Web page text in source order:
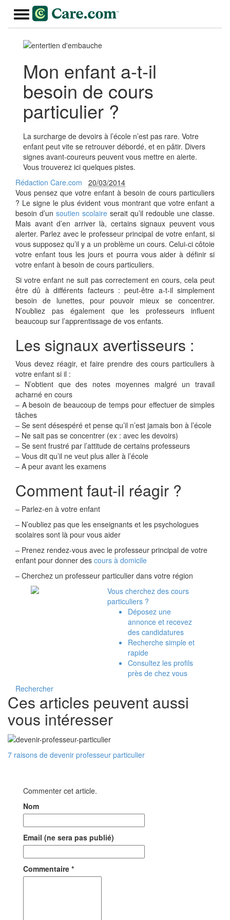
Mon enfant a-t-il
besoin de cours
particulier ?
La surcharge de devoirs à l’école n’est pas rare. Votre
enfant peut vite se retrouver débordé, et en pâtir. Divers
signes avant-coureurs peuvent vous mettre en alerte.
Vous trouverez ici quelques pistes.
Rédaction Care.com
20/03/2014
Vous pensez que votre enfant à besoin de cours particuliers
? Le signe le plus évident vous montrant que votre enfant a
besoin d’un soutien scolaire serait qu’il redouble une classe.
Mais avant d’en arriver là, certains signaux peuvent vous
alerter. Parlez avec le professeur principal de votre enfant, si
vous supposez qu’il y a un problème un cours. Celui-ci côtoie
votre enfant tous les jours et pourra vous aider à définir si
votre enfant à besoin de cours particuliers.
Si votre enfant ne suit pas correctement en cours, cela peut
être dû à différents facteurs : peut-être a-t-il simplement
besoin de lunettes, pour pouvoir mieux se concentrer.
N’oubliez pas également que les professeurs influent
beaucoup sur l’apprentissage de vos enfants.
Les signaux avertisseurs :
Vous devez réagir, et faire prendre des cours particuliers à
votre enfant si il :
– N’obtient que des notes moyennes malgré un travail
acharné en cours
– A besoin de beaucoup de temps pour effectuer de simples
tâches
– Se sent désespéré et pense qu’il n’est jamais bon à l’école
– Ne sait pas se concentrer (ex : avec les devoirs)
– Se sent frustré par l’attitude de certains professeurs
– Vous dit qu’il ne veut plus aller à l’école
– A peur avant les examens
Comment faut-il réagir ?
– Parlez-en à votre enfant
– N’oubliez pas que les enseignants et les psychologues
scolaires sont là pour vous aider
– Prenez rendez-vous avec le professeur principal de votre
enfant pour donner des cours à domicile
– Cherchez un professeur particulier dans votre région
Vous cherchez des cours
particuliers ?
Déposez une
annonce et recevez
des candidatures
Recherche simple et
rapide
Consultez les profils
près de chez vous
Rechercher
Ces articles peuvent aussi
vous intéresser
7 raisons de devenir professeur particulier
Commenter cet article.
Nom
Email (ne sera pas publié)
Commentaire *